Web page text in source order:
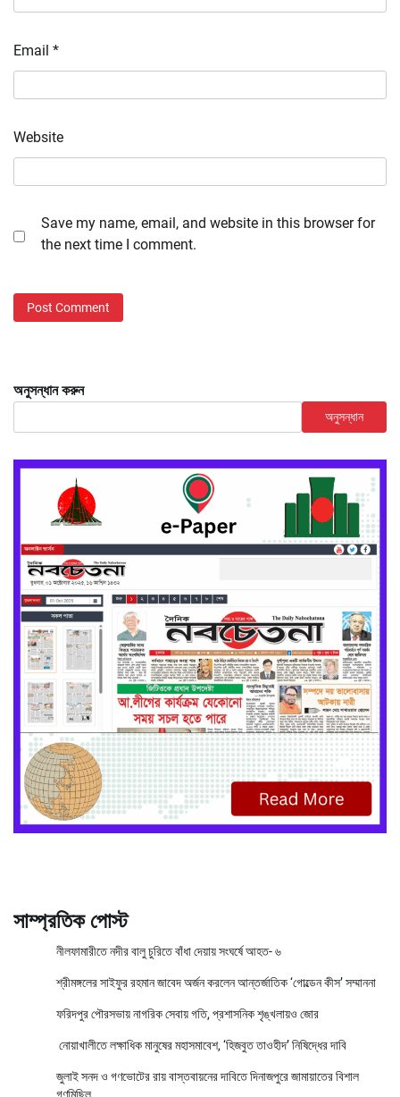
Email *
Website
Save my name, email, and website in this browser for
the next time I comment.
অনুসন্ধান করুন
অনুসন্ধান
সাম্প্রতিক পোস্ট
নীলফামারীতে নদীর বালু চুরিতে বাঁধা দেয়ায় সংঘর্ষে আহত- ৬
শ্রীমঙ্গলের সাইফুর রহমান জাবেদ অর্জন করলেন আন্তর্জাতিক ‘গোল্ডেন কীস’ সম্মাননা
ফরিদপুর পৌরসভায় নাগরিক সেবায় গতি, প্রশাসনিক শৃঙ্খলায়ও জোর
নোয়াখালীতে লক্ষাধিক মানুষের মহাসমাবেশ, ‘হিজবুত তাওহীদ’ নিষিদ্ধের দাবি
জুলাই সনদ ও গণভোটের রায় বাস্তবায়নের দাবিতে দিনাজপুরে জামায়াতের বিশাল